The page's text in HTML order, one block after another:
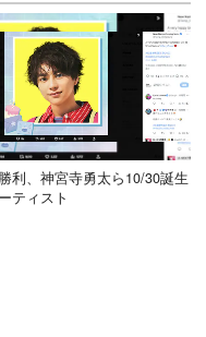
利、神宮寺勇太ら10/30誕生
ティスト